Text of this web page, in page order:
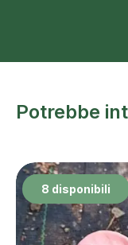
Potrebbe
8 disponibili